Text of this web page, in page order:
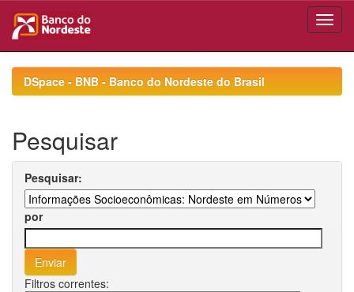
navigationDSpace - BNB - Banco do Nordeste do Brasil
Pesquisar
Pesquisar:
por
Filtros correntes: